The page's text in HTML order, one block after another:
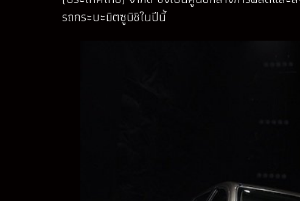
รถกระบะมิตซูบิชิในปีนี้